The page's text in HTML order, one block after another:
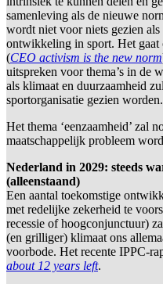
samenleving als de nieuwe
wordt niet voor niets gezien als
ontwikkeling in sport. Het gaat
(CEO activism is the new norm
uitspreken voor thema’s in de
als klimaat en duurzaamheid
sportorganisatie gezien worden.
Het thema ‘eenzaamheid’ zal
maatschappelijk probleem
Nederland in 2029: steeds
(alleenstaand)
Een aantal toekomstige
met redelijke zekerheid te
recessie of hoogconjunctuur)
(en grilliger) klimaat ons
voorbode. Het recente IPPC-
about 12 years left.